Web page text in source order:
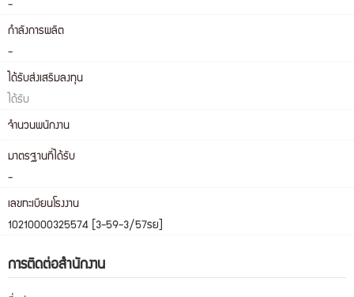
-
กำลังการผลิต
-
ได้รับส่งเสริมลงทุน
ได้รับ
จำนวนพนักงาน
มาตรฐานที่ได้รับ
-
เลขทะเบียนโรงงาน
10210000325574 [3-59-3/57รย]
การติดต่อสำนักงาน